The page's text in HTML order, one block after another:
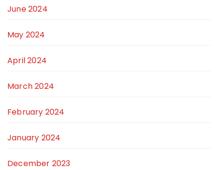
June 2024
May 2024
April 2024
March 2024
February 2024
January 2024
December 2023